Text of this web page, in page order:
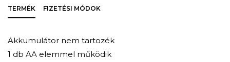
TERMÉK FIZETÉSI MÓDOK
Akkumulátor nem tartozék
1 db AA elemmel működik